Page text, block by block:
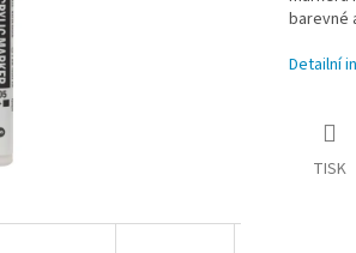
barevné
Detailní
TISK